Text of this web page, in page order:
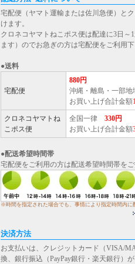
宅配便（ヤマト運輸または佐川急便）と
けます。
クロネコヤマトねこポス便は配達に3日～
ます）のでお急ぎの方は宅配便をご利用下
●送料
宅配便
880円
沖縄・離島・一部地
お買い上げ合計金額
クロネコヤマトね
こポス便
全国一律 330円
お買い上げ合計金額
●配送希望時間帯
宅配便をご利用の方は配送希望時間帯をご
※時間を指定された場合でも、事情により指定時間内に
決済方法
お支払いは、クレジットカード（VISA/
換、銀行振込（PayPay銀行・楽天銀行）